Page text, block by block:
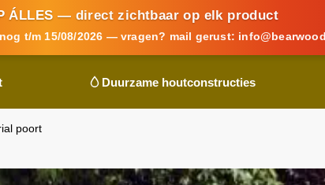
ÁLLES — direct zichtbaar op elk product
t/m 15/08/2026 — vragen? mail gerust: info@ bearwood
Duurzame houtconstructies
poort